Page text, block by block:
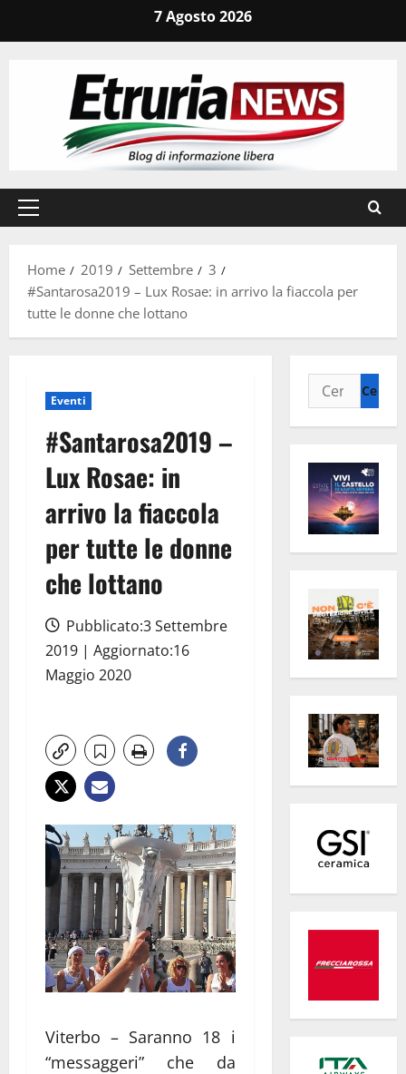
7 Agosto 2026
Menu
Home
2019 Settembre
3
#Santarosa2019 – Lux Rosae: in arrivo la fiaccola per
tutte le donne che lottano
Eventi
#Santarosa2019 –
Lux Rosae: in
arrivo la fiaccola
per tutte le donne
che lottano
Pubblicato:3 Settembre
2019 | Aggiornato:16
Maggio 2020
Viterbo – Saranno 18 i
“messaggeri” che da
Ricerca
per: